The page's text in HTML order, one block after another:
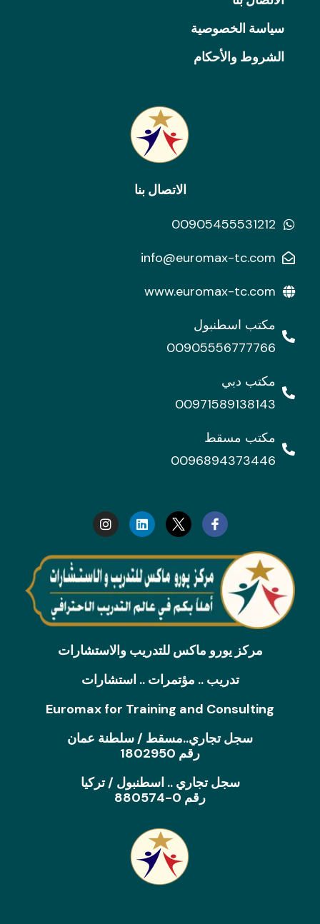
سياسة الخصوصية
الشروط والأحكام
الاتصال بنا
00905455531212
info@euromax-tc.com
www.euromax-tc.com
مكتب اسطنبول
00905556777766
مكتب دبي
00971589138143
مكتب مسقط
0096894373446
n
k
d
i
n
s
t
g
r
a
m
مركز يورو ماكس للتدريب والاستشارات
تدريب .. مؤتمرات .. استشارات
Euromax for Training and Consulting
سجل تجاري..مسقط / سلطنة عمان
رقم 1802950
سجل تجاري .. اسطنبول / تركيا
رقم 0-880574